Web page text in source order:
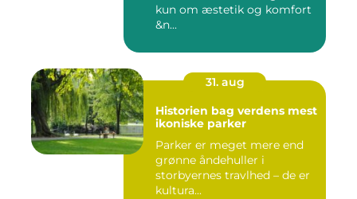
kun om æstetik og komfort
&n...
31. aug
Historien bag verdens mest
ikoniske parker
Parker er meget mere end
grønne åndehuller i
storbyernes travlhed – de er
kultura...